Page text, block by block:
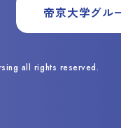
帝京大学グル
all rights reserved.